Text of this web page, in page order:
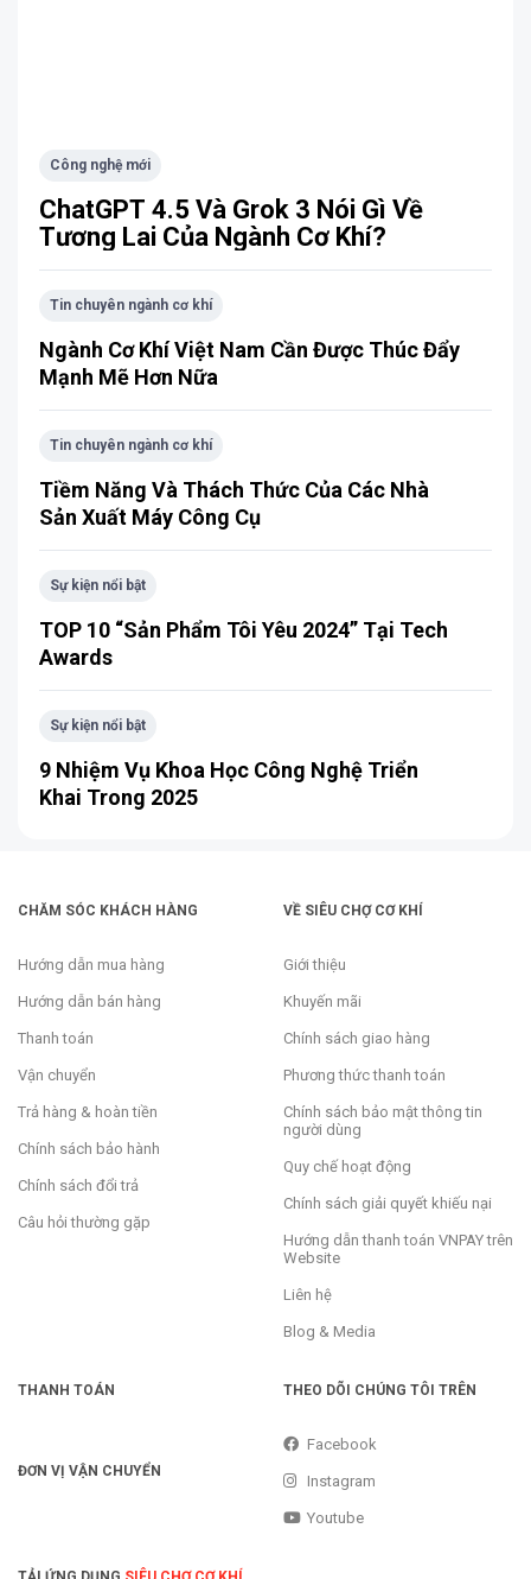
Công nghệ mới
ChatGPT 4.5 Và Grok 3 Nói Gì Về
Tương Lai Của Ngành Cơ Khí?
Tin chuyên ngành cơ khí
Ngành Cơ Khí Việt Nam Cần Được Thúc Đẩy
Mạnh Mẽ Hơn Nữa
Tin chuyên ngành cơ khí
Tiềm Năng Và Thách Thức Của Các Nhà
Sản Xuất Máy Công Cụ
Sự kiện nổi bật
TOP 10 “Sản Phẩm Tôi Yêu 2024” Tại Tech
Awards
Sự kiện nổi bật
9 Nhiệm Vụ Khoa Học Công Nghệ Triển
Khai Trong 2025
CHĂM SÓC KHÁCH HÀNG
Hướng dẫn mua hàng
Hướng dẫn bán hàng
Thanh toán
Vận chuyển
Trả hàng & hoàn tiền
Chính sách bảo hành
Chính sách đổi trả
Câu hỏi thường gặp
VỀ SIÊU CHỢ CƠ KHÍ
Giới thiệu
Khuyến mãi
Chính sách giao hàng
Phương thức thanh toán
Chính sách bảo mật thông tin
người dùng
Quy chế hoạt động
Chính sách giải quyết khiếu nại
Hướng dẫn thanh toán VNPAY trên
Website
Liên hệ
Blog & Media
THANH TOÁN
ĐƠN VỊ VẬN CHUYỂN
THEO DÕI CHÚNG TÔI TRÊN
Facebook
Instagram
Youtube